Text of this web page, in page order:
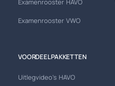
Examenrooster VWO
VOORDEELPAKKETTEN
Uitlegvideo's HAVO